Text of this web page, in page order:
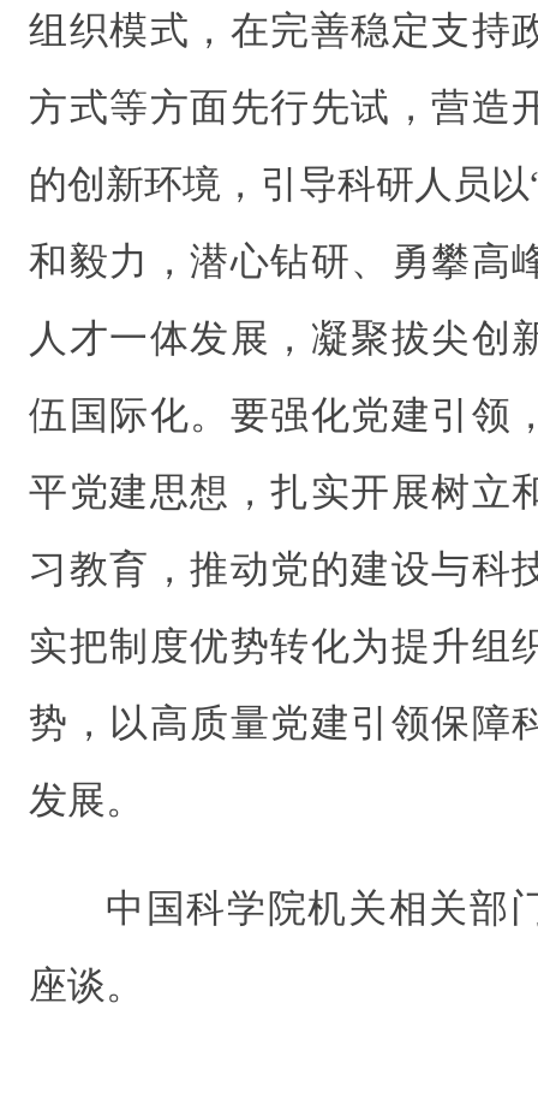
组织模式，在完善稳定支持
方式等方面先行先试，营造
的创新环境，引导科研人员
和毅力，潜心钻研、勇攀高
人才一体发展，凝聚拔尖创
伍国际化。要强化党建引领
平党建思想，扎实开展树立
习教育，推动党的建设与科
实把制度优势转化为提升组
势，以高质量党建引领保障
发展。
中国科学院机关相关部
座谈。